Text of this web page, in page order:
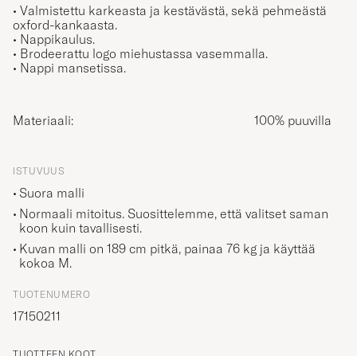
• Valmistettu karkeasta ja kestävästä, sekä pehmeästä
oxford-kankaasta.
• Nappikaulus.
• Brodeerattu logo miehustassa vasemmalla.
• Nappi mansetissa.
Materiaali: 100% puuvilla
ISTUVUUS
Suora malli
Normaali mitoitus. Suosittelemme, että valitset saman
koon kuin tavallisesti.
Kuvan malli on 189 cm pitkä, painaa 76 kg ja käyttää
kokoa M.
TUOTENUMERO
17150211